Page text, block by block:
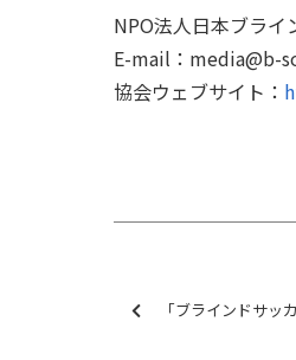
NPO法人日本ブラ
E-mail：
協会ウェブサイト：
「ブラインドサッカー体験会＠